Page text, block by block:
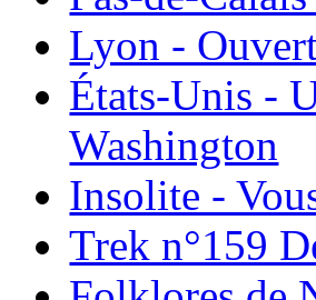
Lyon -
États-Unis -
Washington
Insolite -
Trek n°159